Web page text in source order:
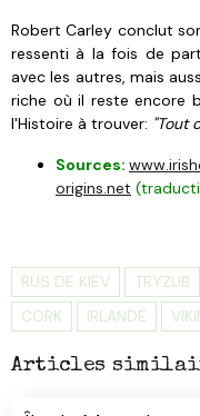
Robert Carley conclut
ressenti à la fois de
avec les autres, mais
riche où il reste encore
l'Histoire à trouver: "Tout
Sources:
origins.net
RUS DE KIEV TRYZUB
CORK
IRLANDE
Articles